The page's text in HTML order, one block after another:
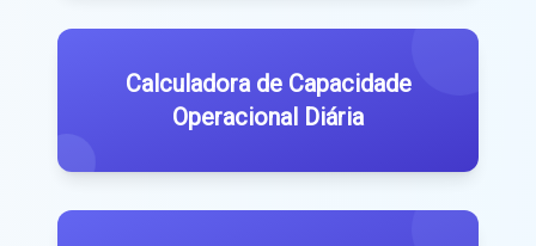
Calculadora de Capacidade
Operacional Diária